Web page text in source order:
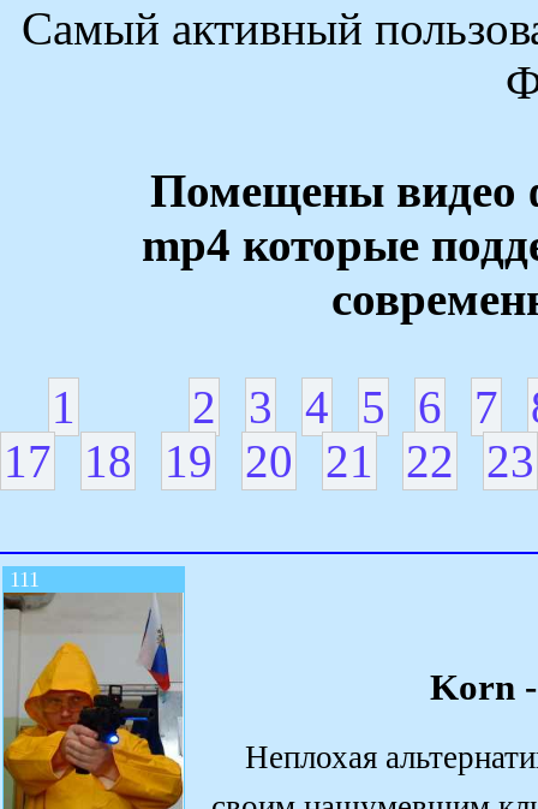
Самый активный
Помещены видео
mp4 которые
1 2 3 4 5 6 7
17
18 19 20 21 22 23
111
Korn
Неплохая